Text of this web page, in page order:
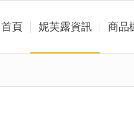
首頁 妮芙露資訊 商品